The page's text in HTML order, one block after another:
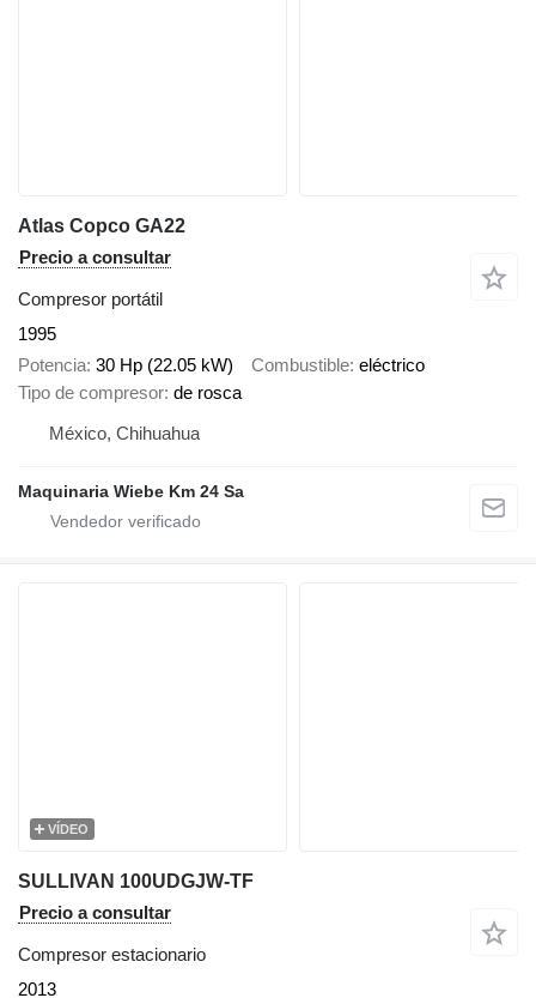
Atlas Copco GA22
Precio a consultar
Compresor portátil
1995
Potencia 30 Hp (22.05 kW) Combustible eléctrico
Tipo de compresor de rosca
México, Chihuahua
Maquinaria Wiebe Km 24 Sa
VÍDEO
SULLIVAN 100UDGJW-TF
Precio a consultar
Compresor estacionario
2013